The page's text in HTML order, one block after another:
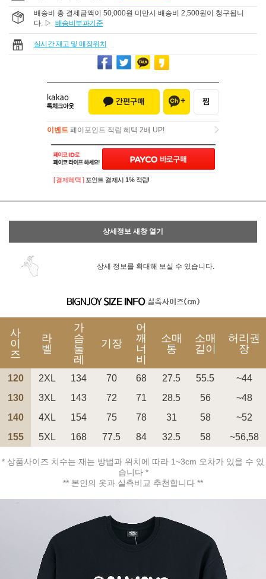
배송비 총 결제금액이 50,000원 미만시 배송비 2,500원이 청구됩니
다. ▷ 배송비부과기준
실시간 재고 및 매장위치
이벤트 페이포인트 적립 혜택 2배 UP!
이벤트페이포인트 적립 혜택 2배 UP!
[ 결제혜택 ] 포인트 결제시 1% 적립!
상세정보 새창 열기
상세 정보를 확대해 보실 수 있습니다.
사
이
즈
라
벨
가
슴
둘
레
기장
어
깨
너
비
소매
통
소매
길이
허리권
장
120 2XL 134 70 68 27.5 55.5
~44
130
3XL 143 72 71 28.5 56
~48
140
4XL 154 75 78 31 58
~52
155
5XL 168 77.5 84 32.5 58 ~56,58
* 상품사이즈 치수는 재는 방법과 위치에 따라 1~3cm 오차가 있을 수 있
습니다 *
** 본인의 옷과 실측비교 추천합니다 **